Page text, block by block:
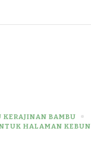
KERAJINAN BAMBU
HALAMAN KEBUN